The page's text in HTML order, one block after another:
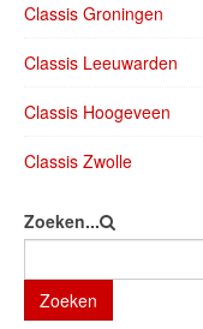
Classis Groningen
Classis Leeuwarden
Classis Hoogeveen
Classis Zwolle
Zoeken...
Zoeken